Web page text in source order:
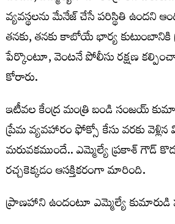
వ్యవస్థలను మేనేజ్ చేసే పరిస్థితి ఉందని
తనకు, తనకు కాబోయే భార్య
పేర్కొంటూ, వెంటనే పోలీసు రక్షణ
కోరారు.
ఇటీవల కేంద్ర మంత్రి బండి సంజయ్
ప్రేమ వ్యవహారం ఫోక్సో కేసు వరకు
మరువకముందే.. ఎమ్మెల్యే ప్రకాశ్ గౌడ్
రచ్చకెక్కడం ఆసక్తికరంగా మారింది.
ప్రాణహాని ఉందంటూ ఎమ్మెల్యే